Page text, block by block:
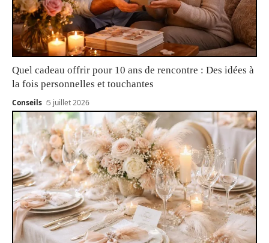
Quel cadeau offrir pour 10 ans de rencontre : Des idées à
la fois personnelles et touchantes
Conseils 5 juillet 2026